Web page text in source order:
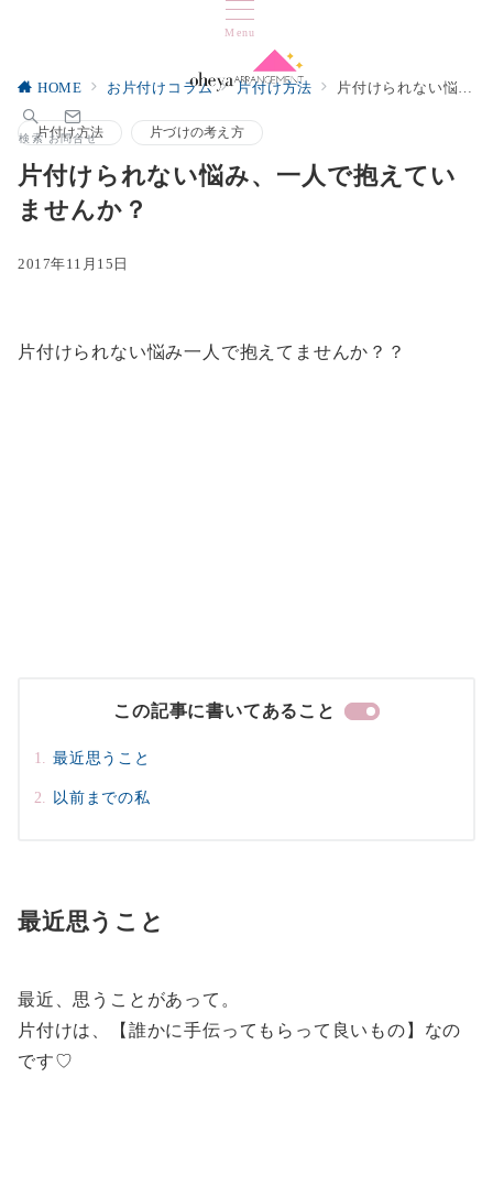
Menu
検索 お問合せ
HOME お片付けコラム 片付け方法 片付けられない悩み、一人で抱えていませんか？
片付け方法 片づけの考え方
片付けられない悩み、一人で抱えてい
ませんか？
2017年11月15日
片付けられない悩み一人で抱えてませんか？？
この記事に書いてあること
最近思うこと
以前までの私
最近思うこと
最近、思うことがあって。
片付けは、【誰かに手伝ってもらって良いもの】なの
です♡